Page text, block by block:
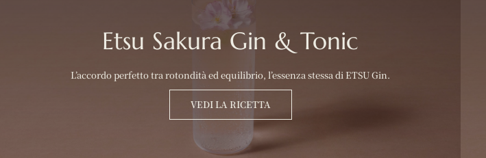
Etsu Sakura Gin & Tonic
L’accordo perfetto tra rotondità ed equilibrio, l’essenza stessa di ETSU Gin.
VEDI LA RICETTA